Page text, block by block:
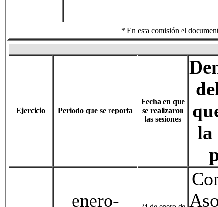
* En esta comisión el
Ejercicio Periodo que se reporta
Fecha en que
se realizaron
las sesiones
la
enero-